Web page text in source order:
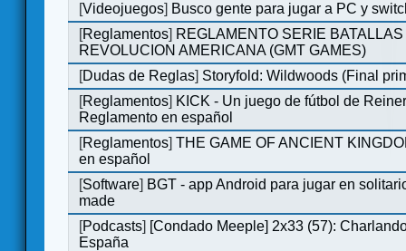
[Videojuegos] Busco gente para jugar a PC y
[Reglamentos] REGLAMENTO SERIE
REVOLUCION AMERICANA (GMT GAMES)
[Dudas de Reglas] Storyfold: Wildwoods (Final
[Reglamentos] KICK - Un juego de fútbol de
Reglamento en español
[Reglamentos]THE GAME OF ANCIENT
en español
[Software] BGT - app Android para jugar en
made
[Podcasts] [Condado Meeple] 2x33 (57):
España